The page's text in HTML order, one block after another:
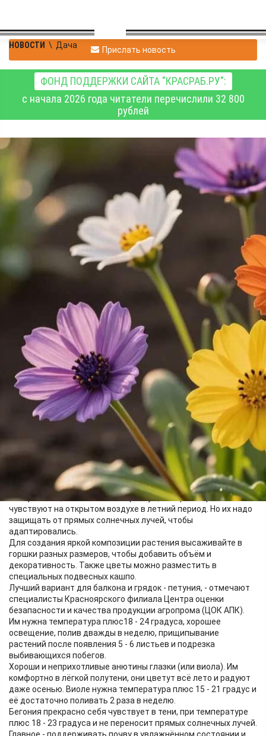
НОВОСТИ \ Дача Прислать новость
ФОНД ПОДДЕРЖКИ САЙТА "КРАСРАБ.РУ":
с начала 2026 года читатели перечислили 32 800
рублей
Красноярские
специалисты
рассказали, какие
цветы подходят для
балкона и грядок
26.04.2026 15:50 416
Изображение создано ИИ
Цветы - это не только украшение, но и релакс для любителей
природы. Их можно выращивать как на грядках, так и на
балконе, чтобы радовать себя зеленью в городе.
Правильный уход - залог красоты
Для балкона и лоджии подходят герани, петунии, бегонии,
папоротники, пальмы и спатифиллум, которые хорошо себя
чувствуют на открытом воздухе в летний период. Но их надо
защищать от прямых солнечных лучей, чтобы
адаптировались.
Для создания яркой композиции растения высаживайте в
горшки разных размеров, чтобы добавить объём и
декоративность. Также цветы можно разместить в
специальных подвесных кашпо.
Лучший вариант для балкона и грядок - петуния, - отмечают
специалисты Красноярского филиала Центра оценки
безапасности и качества продукции агропрома (ЦОК АПК).
Им нужна температура плюс18 - 24 градуса, хорошее
освещение, полив дважды в неделю, прищипывание
растений после появления 5 - 6 листьев и подрезка
выбивающихся побегов.
Хороши и неприхотливые анютины глазки (или виола). Им
комфортно в лёгкой полутени, они цветут всё лето и радуют
даже осенью. Виоле нужна температура плюс 15 - 21 градус и
её достаточно поливать 2 раза в неделю.
Бегония прекрасно себя чувствует в тени, при температуре
плюс 18 - 23 градуса и не переносит прямых солнечных лучей.